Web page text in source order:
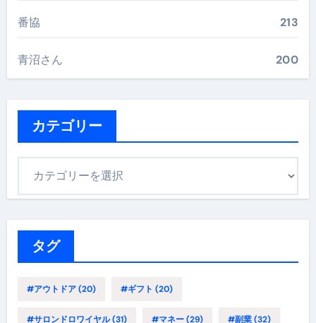
番協 213
青沼さん 200
カテゴリー
タグ
#アウトドア(20) #ギフト (20)
#サロンドロワイヤル(31) #マネー(29) #副業(32)